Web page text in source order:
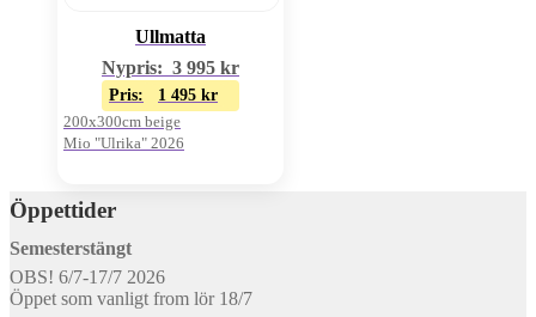
Ullmatta
Nypris: 3 995 kr
Pris: 1 495 kr
200x300cm beige
Mio "Ulrika" 2026
Öppettider
Semesterstängt
OBS! 6/7-17/7 2026
Öppet som vanligt from lör 18/7